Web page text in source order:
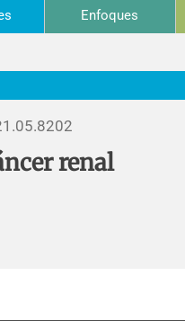
Enfoques
renal